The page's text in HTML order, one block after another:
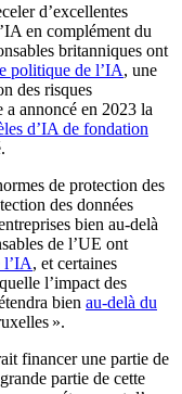
d’excellentes
en complément du
britanniques ont
politique de l’IA, une
des risques
annoncé en 2023 la
d’IA de fondation
de protection des
des données
bien au-delà
de l’UE ont
l’IA, et certaines
l’impact des
bien au-delà du
».
financer une partie de
partie de cette